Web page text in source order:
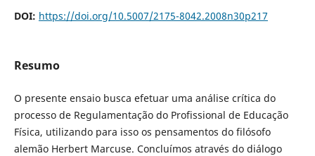
DOI: https://doi.org/10.5007/2175-8042.2008n30p217
Resumo
O presente ensaio busca efetuar uma análise crítica do
processo de Regulamentação do Profissional de Educação
Física, utilizando para isso os pensamentos do filósofo
alemão Herbert Marcuse. Concluímos através do diálogo